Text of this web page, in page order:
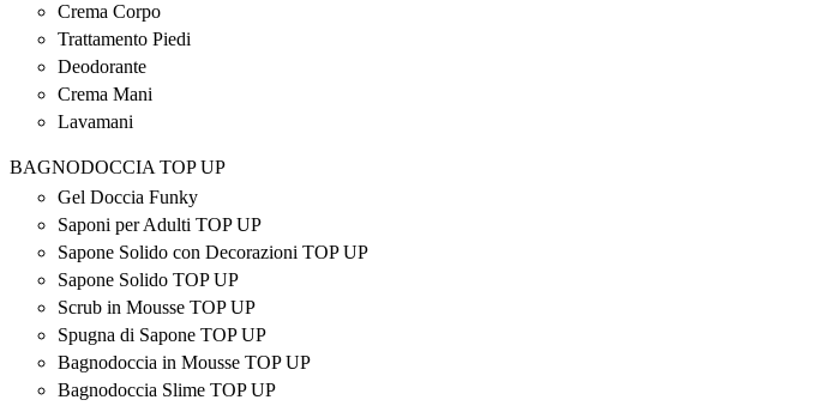
Crema Corpo
Trattamento Piedi
Deodorante
Crema Mani
Lavamani
BAGNODOCCIA TOP UP
Gel Doccia Funky
Saponi per Adulti TOP UP
Sapone Solido con Decorazioni TOP UP
Sapone Solido TOP UP
Scrub in Mousse TOP UP
Spugna di Sapone TOP UP
Bagnodoccia in Mousse TOP UP
Bagnodoccia Slime TOP UP